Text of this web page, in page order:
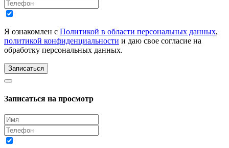
Я ознакомлен с Политикой в области персональных данных,
политикой конфиденциальности и даю свое согласие на
обработку персональных данных.
Записаться
Записаться на просмотр